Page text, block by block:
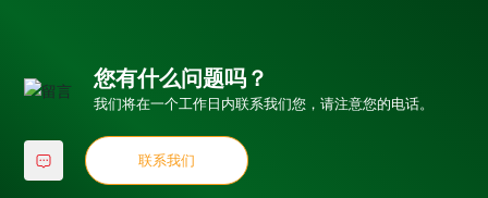
您有什么问题吗？
我们将在一个工作日内联系我们您，请注意您的电话。
联系我们